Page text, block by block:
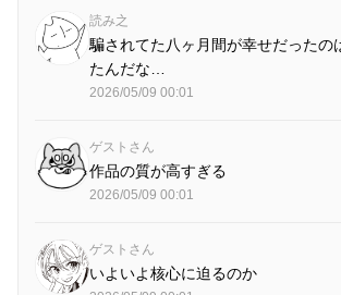
読み之
騙されてた八ヶ月間が幸せだったの
たんだな…
2026/05/09 00:01
ゲストさん
作品の質が高すぎる
2026/05/09 00:01
ゲストさん
いよいよ核心に迫るのか